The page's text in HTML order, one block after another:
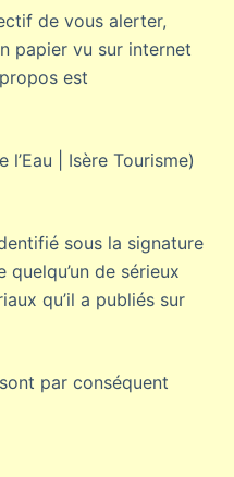
de vous alerter,
papier vu sur internet
est
| Isère Tourisme)
sous la signature
de sérieux
qu’il a publiés sur
par conséquent